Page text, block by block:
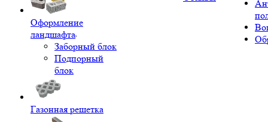
Оформление
ландшафта
Заборный блок
Подпорный
блок
Газонная решетка